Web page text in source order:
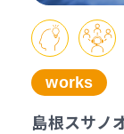
works
島根スサノ